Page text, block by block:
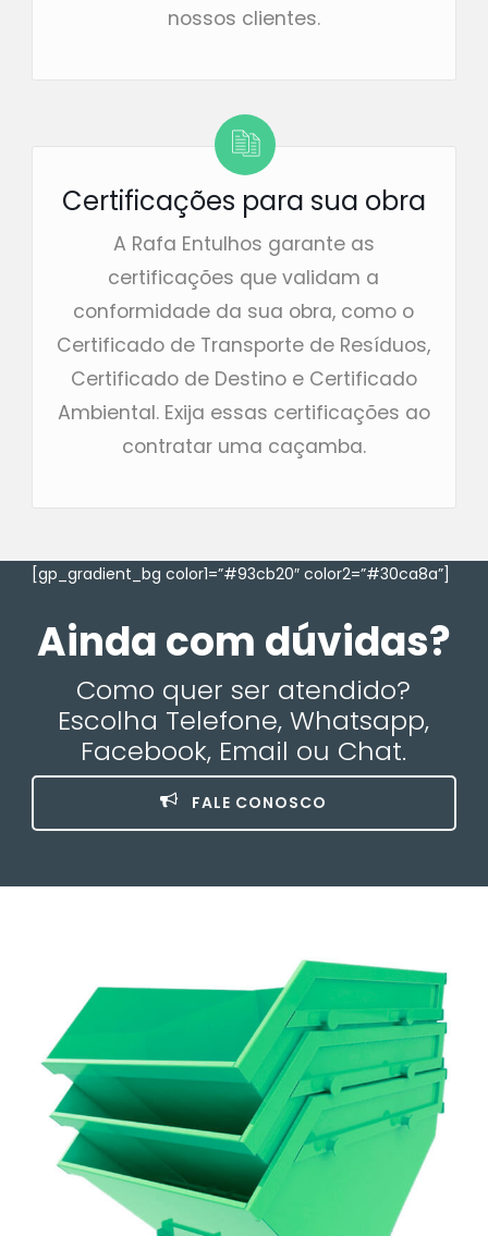
nossos clientes.
Certificações para sua obra
A Rafa Entulhos garante as
certificações que validam a
conformidade da sua obra, como o
Certificado de Transporte de Resíduos,
Certificado de Destino e Certificado
Ambiental. Exija essas certificações ao
contratar uma caçamba.
[gp_gradient_bg color1=”#93cb20″ color2=”#30ca8a”]
Ainda com dúvidas?
Como quer ser atendido?
Escolha Telefone, Whatsapp,
Facebook, Email ou Chat.
FALE CONOSCO